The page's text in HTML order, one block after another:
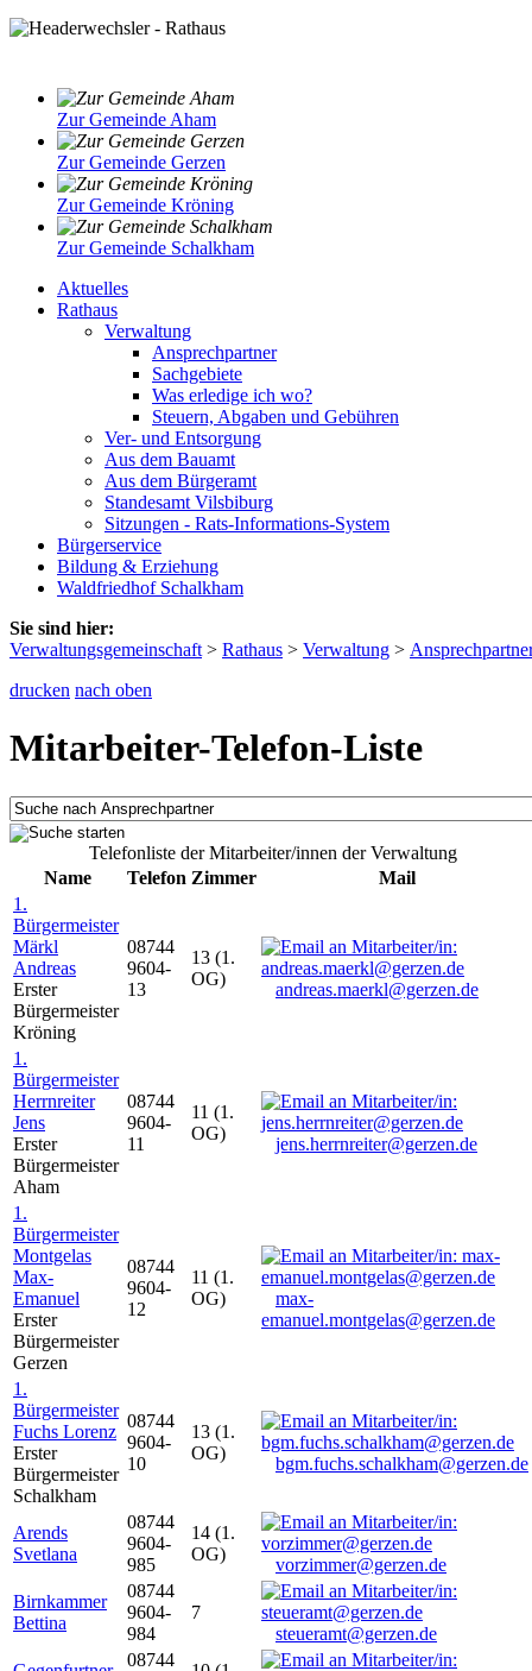
Zur Gemeinde Aham
Zur Gemeinde Gerzen
Zur Gemeinde Kröning
Zur Gemeinde Schalkham
Aktuelles
Rathaus
Verwaltung
Ansprechpartner
Sachgebiete
Was erledige ich wo?
Steuern, Abgaben und Gebühren
Ver- und Entsorgung
Aus dem Bauamt
Aus dem Bürgeramt
Standesamt Vilsbiburg
Sitzungen - Rats-Informations-System
Bürgerservice
Bildung & Erziehung
Waldfriedhof Schalkham
Sie sind hier:
Verwaltungsgemeinschaft > Rathaus > Verwaltung >
drucken nach oben
Mitarbeiter-Telefon-Liste
Telefonliste der Mitarbeiter/innen der Verwaltung
Name
Telefon Zimmer
Mail
1.
Bürgermeister
Märkl
Andreas
Erster
Bürgermeister
Kröning
08744
9604-
13
13 (1.
OG)
andreas.maerkl@gerzen.de
1.
Bürgermeister
Herrnreiter
Jens
Erster
Bürgermeister
Aham
08744
9604-
11
11 (1.
OG)
jens.herrnreiter@gerzen.de
1.
Bürgermeister
Montgelas
Max-
Emanuel
Erster
Bürgermeister
Gerzen
08744
9604-
12
11 (1.
OG)
max-
emanuel.montgelas@gerzen.de
1.
Bürgermeister
Fuchs Lorenz
Erster
Bürgermeister
Schalkham
08744
9604-
10
13 (1.
OG)
bgm.fuchs.schalkham@gerzen.de
Arends
Svetlana
08744
9604-
985
14 (1.
OG)
vorzimmer@gerzen.de
Birnkammer
Bettina
08744
9604-
984
7
steueramt@gerzen.de
08744